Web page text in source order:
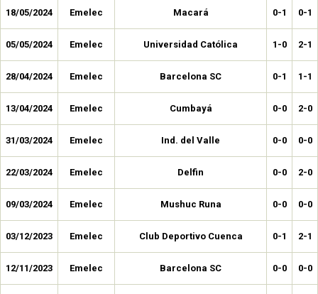
18/05/2024 Emelec Macará 0-1 0-1
05/05/2024 Emelec Universidad Católica 1-0 2-1
28/04/2024 Emelec Barcelona SC 0-1 1-1
13/04/2024 Emelec Cumbayá 0-0 2-0
31/03/2024 Emelec Ind. del Valle 0-0 0-0
22/03/2024 Emelec Delfin 0-0 2-0
09/03/2024 Emelec Mushuc Runa 0-0 0-0
03/12/2023 Emelec Club Deportivo Cuenca 0-1 2-1
12/11/2023 Emelec Barcelona SC 0-0 0-0